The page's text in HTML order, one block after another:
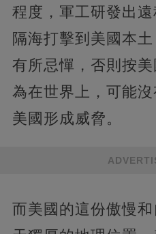
程度，軍工研發出
隔海打擊到美國本
有所忌憚，否則按
為在世界上，可能
美國形成威脅。
而美國的這份傲慢